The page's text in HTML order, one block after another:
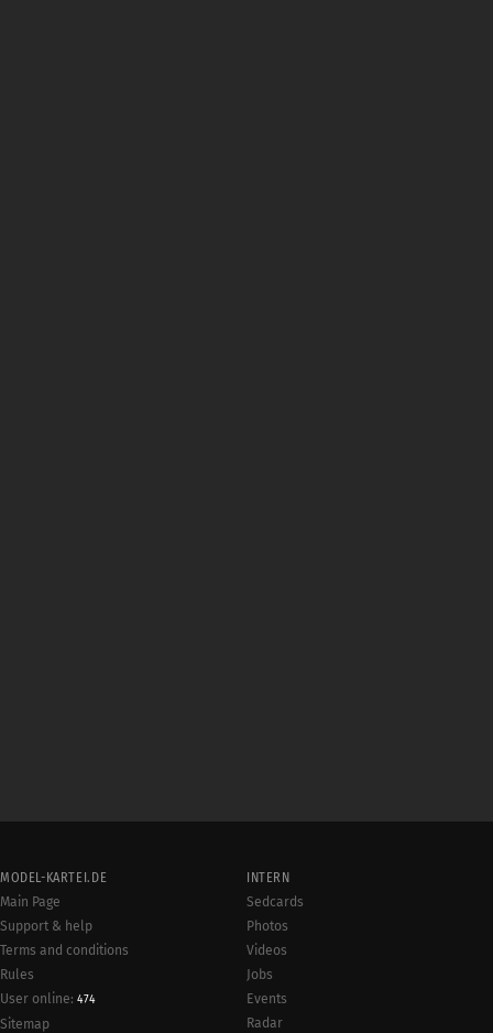
MODEL-KARTEI.DE
Main Page
Support & help
Terms and conditions
Rules
User online: 474
Sitemap
INTERN
Sedcards
Photos
Videos
Jobs
Events
Radar